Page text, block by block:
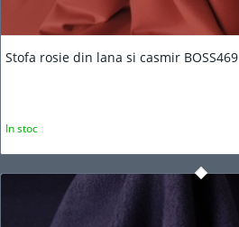
Stofa rosie din lana si casmir BOSS469
In stoc